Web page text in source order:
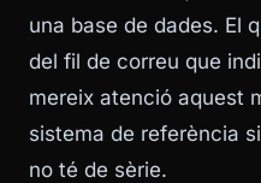
una base de dades. El
del fil de correu que
mereix atenció aquest
sistema de referència
no té de sèrie.